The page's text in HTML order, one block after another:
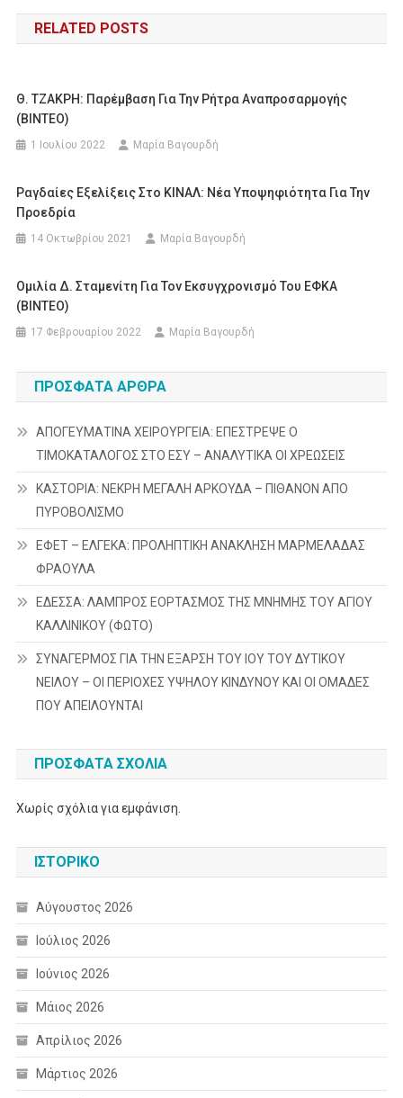
άρθρων
RELATED POSTS
Θ. ΤΖΑΚΡΗ: Παρέμβαση Για Την Ρήτρα Αναπροσαρμογής
(ΒΙΝΤΕΟ)
1 Ιουλίου 2022 Μαρία Βαγουρδή
Ραγδαίες Εξελίξεις Στο ΚΙΝΑΛ: Νέα Υποψηφιότητα Για Την
Προεδρία
14 Οκτωβρίου 2021 Μαρία Βαγουρδή
Ομιλία Δ. Σταμενίτη Για Τον Εκσυγχρονισμό Του ΕΦΚΑ
(ΒΙΝΤΕΟ)
17 Φεβρουαρίου 2022 Μαρία Βαγουρδή
ΠΡΌΣΦΑΤΑ ΆΡΘΡΑ
ΑΠΟΓΕΥΜΑΤΙΝΑ ΧΕΙΡΟΥΡΓΕΙΑ: ΕΠΕΣΤΡΕΨΕ Ο
ΤΙΜΟΚΑΤΑΛΟΓΟΣ ΣΤΟ ΕΣΥ – ΑΝΑΛΥΤΙΚΑ ΟΙ ΧΡΕΩΣΕΙΣ
ΚΑΣΤΟΡΙΑ: ΝΕΚΡΗ ΜΕΓΑΛΗ ΑΡΚΟΥΔΑ – ΠΙΘΑΝΟΝ ΑΠΟ
ΠΥΡΟΒΟΛΙΣΜΟ
ΕΦΕΤ – ΕΛΓΕΚΑ: ΠΡΟΛΗΠΤΙΚΗ ΑΝΑΚΛΗΣΗ ΜΑΡΜΕΛΑΔΑΣ
ΦΡΑΟΥΛΑ
ΕΔΕΣΣΑ: ΛΑΜΠΡΟΣ ΕΟΡΤΑΣΜΟΣ ΤΗΣ ΜΝΗΜΗΣ ΤΟΥ ΑΓΙΟΥ
ΚΑΛΛΙΝΙΚΟΥ (ΦΩΤΟ)
ΣΥΝΑΓΕΡΜΟΣ ΓΙΑ ΤΗΝ ΕΞΑΡΣΗ ΤΟΥ ΙΟΥ ΤΟΥ ΔΥΤΙΚΟΥ
ΝΕΙΛΟΥ – ΟΙ ΠΕΡΙΟΧΕΣ ΥΨΗΛΟΥ ΚΙΝΔΥΝΟΥ ΚΑΙ ΟΙ ΟΜΑΔΕΣ
ΠΟΥ ΑΠΕΙΛΟΥΝΤΑΙ
ΠΡΌΣΦΑΤΑ ΣΧΌΛΙΑ
Χωρίς σχόλια για εμφάνιση.
ΙΣΤΟΡΙΚΌ
Αύγουστος 2026
Ιούλιος 2026
Ιούνιος 2026
Μάιος 2026
Απρίλιος 2026
Μάρτιος 2026